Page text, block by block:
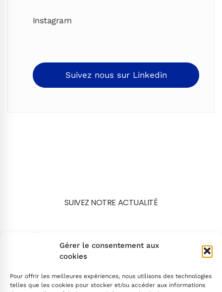
Gérer le consentement aux
cookies
Pour offrir les meilleures expériences, nous utilisons des technologies
telles que les cookies pour stocker et/ou accéder aux informations
Instagram
Suivez nous sur Linkedin
SUIVEZ NOTRE ACTUALITÉ
Search